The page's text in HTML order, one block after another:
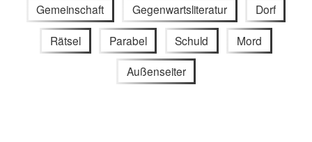
Gemeinschaft Gegenwartsliteratur Dorf
Rätsel Parabel Schuld Mord
Außenseiter